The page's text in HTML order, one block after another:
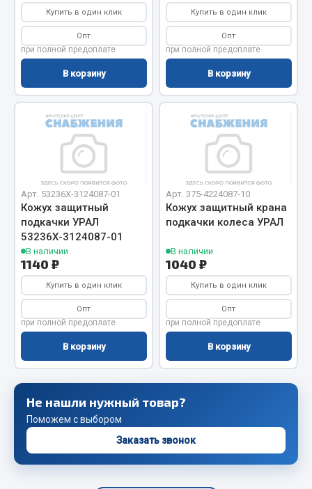
Запчасти HOWO
Тормозная система
Система питания
Система выпуска газа
Система охлаждения
Сцепление
Показать ещё
Весь раздел
Запчасти SHAANXI (SHACMAN)
Система питания
Тормозная система
Колеса и шины
Система охлаждения
Подвеска
Кабина
Оперение кабины
Показать ещё
Весь раздел
Купить в один клик
Опт
при полной предоплате
В корзину
Купить в один клик
Опт
при полной предоплате
В корзину
Арт. 53236Х-3124087-01
Кожух защитный
подкачки УРАЛ
53236Х-3124087-01
В наличии
1140 ₽
Купить в один клик
Опт
при полной предоплате
В корзину
Арт. 375-4224087-10
Кожух защитный крана
подкачки колеса УРАЛ
В наличии
1040 ₽
Купить в один клик
Опт
при полной предоплате
В корзину
Не нашли нужный товар?
Поможем с выбором
Заказать звонок